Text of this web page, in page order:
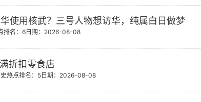
使用核武？三号人物想访华，纯属白日做梦
排名：6日期：2026-08-08
折扣零食店
热点排名：5 日期：2026-08-08